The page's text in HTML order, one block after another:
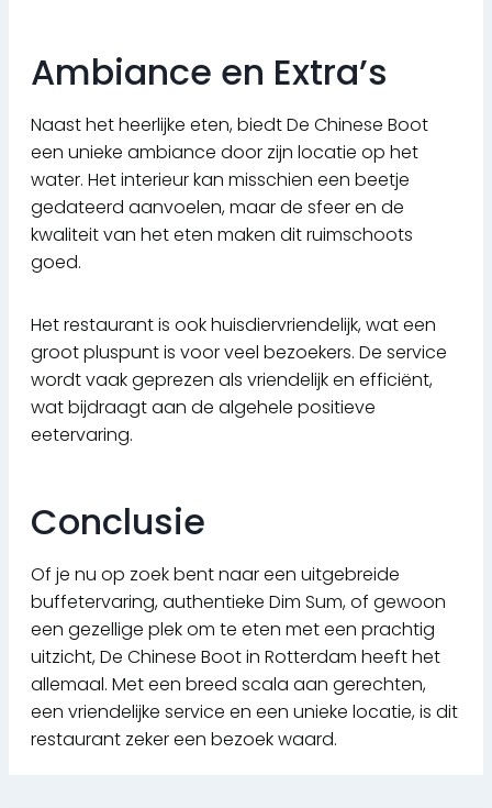
Ambiance en Extra’s
Naast het heerlijke eten, biedt De Chinese Boot
een unieke ambiance door zijn locatie op het
water. Het interieur kan misschien een beetje
gedateerd aanvoelen, maar de sfeer en de
kwaliteit van het eten maken dit ruimschoots
goed.
Het restaurant is ook huisdiervriendelijk, wat een
groot pluspunt is voor veel bezoekers. De service
wordt vaak geprezen als vriendelijk en efficiënt,
wat bijdraagt aan de algehele positieve
eetervaring.
Conclusie
Of je nu op zoek bent naar een uitgebreide
buffetervaring, authentieke Dim Sum, of gewoon
een gezellige plek om te eten met een prachtig
uitzicht, De Chinese Boot in Rotterdam heeft het
allemaal. Met een breed scala aan gerechten,
een vriendelijke service en een unieke locatie, is dit
restaurant zeker een bezoek waard.